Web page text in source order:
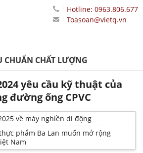
Hotline: 0963.806.677
Toasoan@vietq.vn
CHUẨN CHẤT LƯỢNG
yêu cầu kỹ thuật của
đường ống CPVC
về máy nghiền di động
phẩm Ba Lan muốn mở rộng
Nam